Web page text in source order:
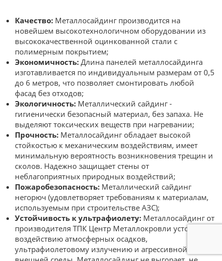
Качество: Металлосайдинг производится на
новейшем высокотехнологичном оборудовании из
высококачественной оцинкованной стали с
полимерным покрытием;
Экономичность: Длина панелей металлосайдинга
изготавливается по индивидуальным размерам от 0,5
до 6 метров, что позволяет смонтировать любой
фасад без отходов;
Экологичность: Металлический сайдинг -
гигиенически безопасный материал, без запаха. Не
выделяют токсических веществ при нагревании;
Прочность: Металлосайдинг обладает высокой
стойкостью к механическим воздействиям, имеет
минимальную вероятность возникновения трещин и
сколов. Надежно защищает стены от
неблагоприятных природных воздействий;
Пожаробезопасность: Металлический сайдинг
негорюч (удовлетворяет требованиям к материалам,
используемым при строительстве АЗС);
Устойчивость к ультрафиолету: Металлосайдинг от
производителя ТПК Центр Металлокровли устойчив к
воздействию атмосферных осадков,
ультрафиолетовому излучению и агрессивной